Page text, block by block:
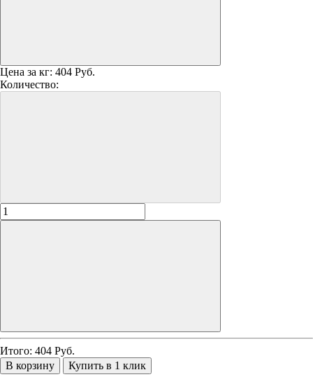
Цена за кг: 404 Руб.
Количество:
Итого: 404 Руб.
В корзину
Купить в 1 клик